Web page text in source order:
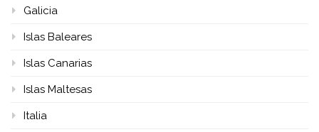
Galicia
Islas Baleares
Islas Canarias
Islas Maltesas
Italia